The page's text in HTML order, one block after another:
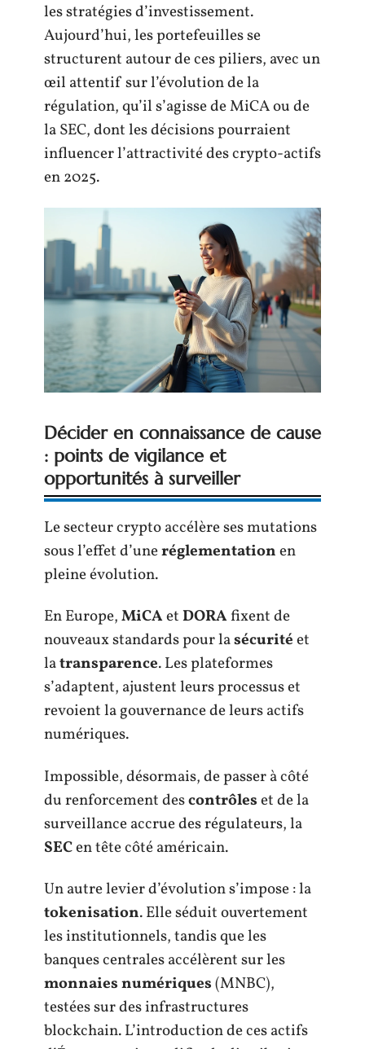
les stratégies d’investissement.
Aujourd’hui, les portefeuilles se
structurent autour de ces piliers, avec un
œil attentif sur l’évolution de la
régulation, qu’il s’agisse de MiCA ou de
la SEC, dont les décisions pourraient
influencer l’attractivité des crypto-actifs
en 2025.
Décider en connaissance de cause
: points de vigilance et
opportunités à surveiller
Le secteur crypto accélère ses mutations
sous l’effet d’uneréglementationen
pleine évolution.
En Europe,MiCAetDORAfixent de
nouveaux standards pour lasécuritéet
latransparence. Les plateformes
s’adaptent, ajustent leurs processus et
revoient la gouvernance de leurs actifs
numériques.
Impossible, désormais, de passer à côté
du renforcement descontrôleset de la
surveillance accrue des régulateurs, la
SECen tête côté américain.
Un autre levier d’évolution s’impose : la
tokenisation. Elle séduit ouvertement
les institutionnels, tandis que les
banques centrales accélèrent sur les
monnaies numériques(MNBC),
testées sur des infrastructures
blockchain. L’introduction de ces actifs